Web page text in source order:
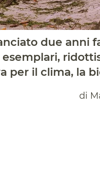
due anni
esemplari,
per il clima, la
di